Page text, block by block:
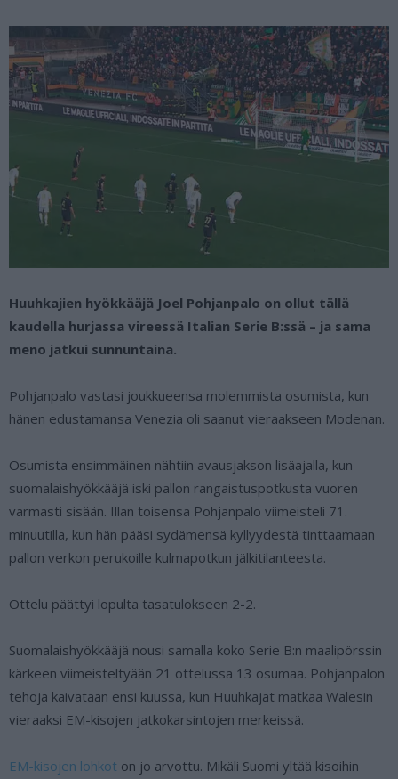
Huuhkajien hyökkääjä Joel Pohjanpalo on ollut tällä
kaudella hurjassa vireessä Italian Serie B:ssä – ja sama
meno jatkui sunnuntaina.
Pohjanpalo vastasi joukkueensa molemmista osumista, kun
hänen edustamansa Venezia oli saanut vieraakseen Modenan.
Osumista ensimmäinen nähtiin avausjakson lisäajalla, kun
suomalaishyökkääjä iski pallon rangaistuspotkusta vuoren
varmasti sisään. Illan toisensa Pohjanpalo viimeisteli 71.
minuutilla, kun hän pääsi sydämensä kyllyydestä tinttaamaan
pallon verkon perukoille kulmapotkun jälkitilanteesta.
Ottelu päättyi lopulta tasatulokseen 2-2.
Suomalaishyökkääjä nousi samalla koko Serie B:n maalipörssin
kärkeen viimeisteltyään 21 ottelussa 13 osumaa. Pohjanpalon
tehoja kaivataan ensi kuussa, kun Huuhkajat matkaa Walesin
vieraaksi EM-kisojen jatkokarsintojen merkeissä.
EM-kisojen lohkot on jo arvottu. Mikäli Suomi yltää kisoihin